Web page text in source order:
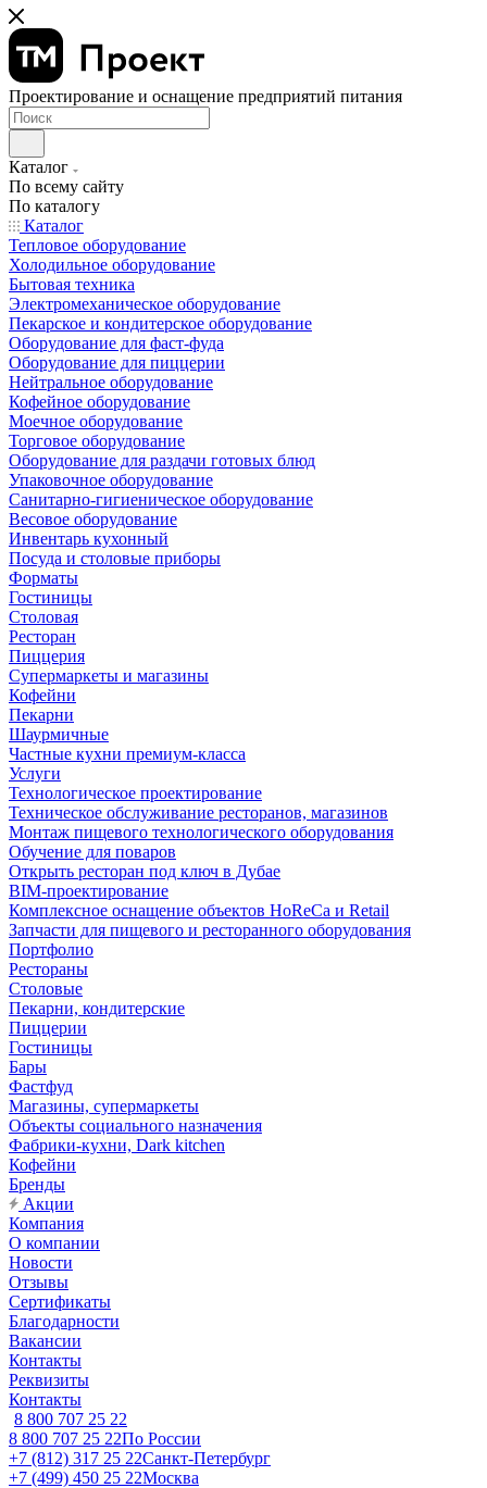
Проектирование и оснащение предприятий питания
Каталог
По всему сайту
По каталогу
Каталог
Тепловое оборудование
Холодильное оборудование
Бытовая техника
Электромеханическое оборудование
Пекарское и кондитерское оборудование
Оборудование для фаст-фуда
Оборудование для пиццерии
Нейтральное оборудование
Кофейное оборудование
Моечное оборудование
Торговое оборудование
Оборудование для раздачи готовых блюд
Упаковочное оборудование
Санитарно-гигиеническое оборудование
Весовое оборудование
Инвентарь кухонный
Посуда и столовые приборы
Форматы
Гостиницы
Столовая
Ресторан
Пиццерия
Супермаркеты и магазины
Кофейни
Пекарни
Шаурмичные
Частные кухни премиум-класса
Услуги
Технологическое проектирование
Техническое обслуживание ресторанов, магазинов
Монтаж пищевого технологического оборудования
Обучение для поваров
Открыть ресторан под ключ в Дубае
BIM-проектирование
Комплексное оснащение объектов HoReCa и Retail
Запчасти для пищевого и ресторанного оборудования
Портфолио
Рестораны
Столовые
Пекарни, кондитерские
Пиццерии
Гостиницы
Бары
Фастфуд
Магазины, супермаркеты
Объекты социального назначения
Фабрики-кухни, Dark kitchen
Кофейни
Бренды
Акции
Компания
О компании
Новости
Отзывы
Сертификаты
Благодарности
Вакансии
Контакты
Реквизиты
Контакты
8 800 707 25 22
8 800 707 25 22По России
+7 (812) 317 25 22Санкт-Петербург
+7 (499) 450 25 22Москва